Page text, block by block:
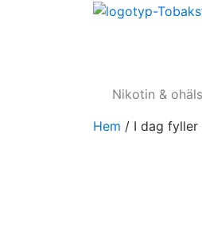
Nikotin &
Hem / I dag fyller